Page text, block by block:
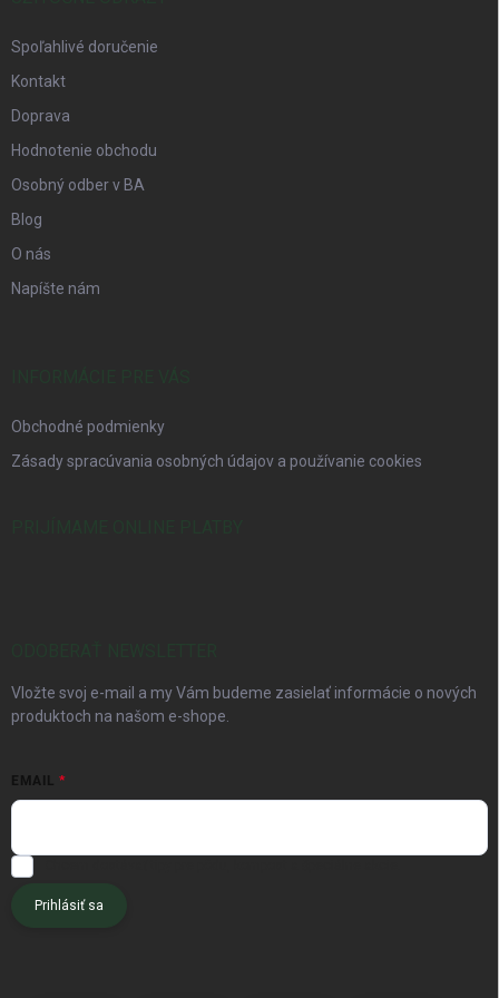
Spoľahlivé doručenie
Kontakt
Doprava
Hodnotenie obchodu
Osobný odber v BA
Blog
O nás
Napíšte nám
Obchodné podmienky
Zásady spracúvania osobných údajov a používanie cookies
Vložte svoj e-mail a my Vám budeme zasielať informácie o nových
produktoch na našom e-shope.
EMAIL
Prihlásiť sa